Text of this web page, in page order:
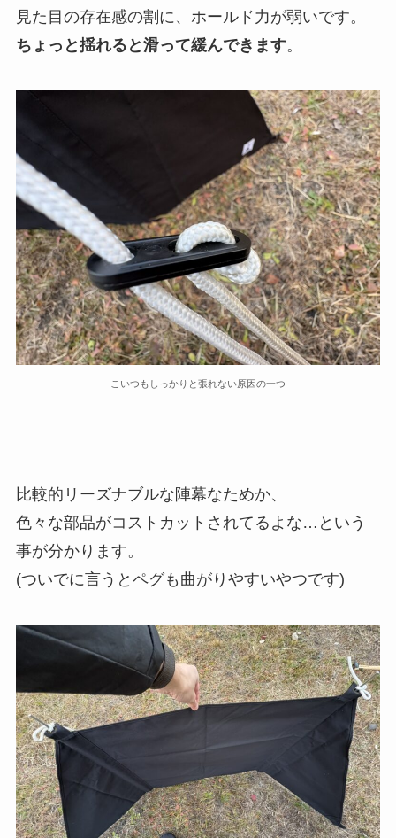
見た目の存在感の割に、ホールド力が弱いです。
ちょっと揺れると滑って緩んできます。
こいつもしっかりと張れない原因の一つ
比較的リーズナブルな陣幕なためか、
色々な部品がコストカットされてるよな…という
事が分かります。
(ついでに言うとペグも曲がりやすいやつです)